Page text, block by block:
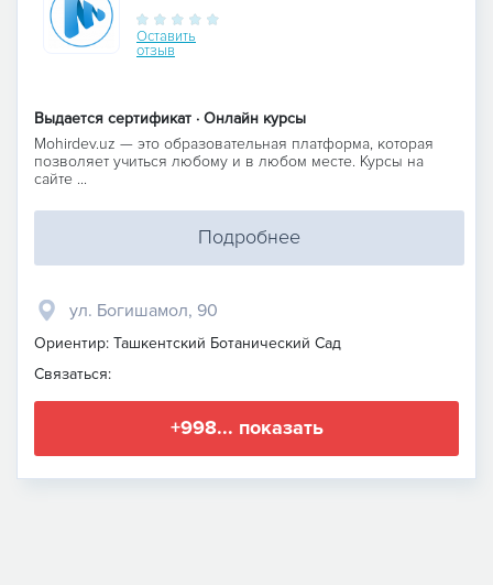
Оставить
отзыв
Выдается сертификат · Онлайн курсы
Mohirdev.uz — это образовательная платформа, которая
позволяет учиться любому и в любом месте. Курсы на
сайте ...
Подробнее
ул. Богишамол, 90
Ориентир: Ташкентский Ботанический Сад
Связаться:
+998... показать